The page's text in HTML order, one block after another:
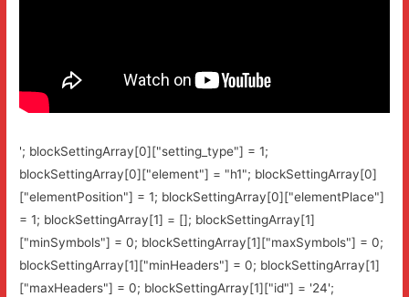
'; blockSettingArray[0]["setting_type"] = 1;
blockSettingArray[0]["element"] = "h1"; blockSettingArray[0]
["elementPosition"] = 1; blockSettingArray[0]["elementPlace"]
= 1; blockSettingArray[1] = []; blockSettingArray[1]
["minSymbols"] = 0; blockSettingArray[1]["maxSymbols"] = 0;
blockSettingArray[1]["minHeaders"] = 0; blockSettingArray[1]
["maxHeaders"] = 0; blockSettingArray[1]["id"] = '24';